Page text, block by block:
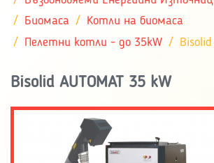
Биомаса
Котли на биомаса
Пелетни котли - до 35kW
Bisolid AUTOMAT 35 kW